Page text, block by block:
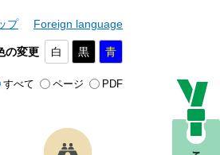
プ Foreign language
の変更 白 黒 青
すべて ページ PDF